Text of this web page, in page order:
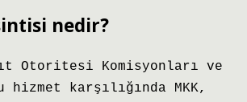
nedir?
Otoritesi Komisyonları ve
karşılığında MKK,